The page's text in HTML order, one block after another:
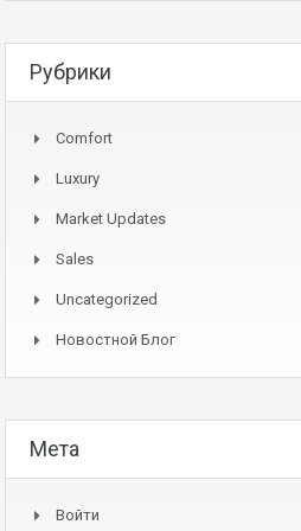
Рубрики
Comfort
Luxury
Market Updates
Sales
Uncategorized
Новостной Блог
Мета
Войти